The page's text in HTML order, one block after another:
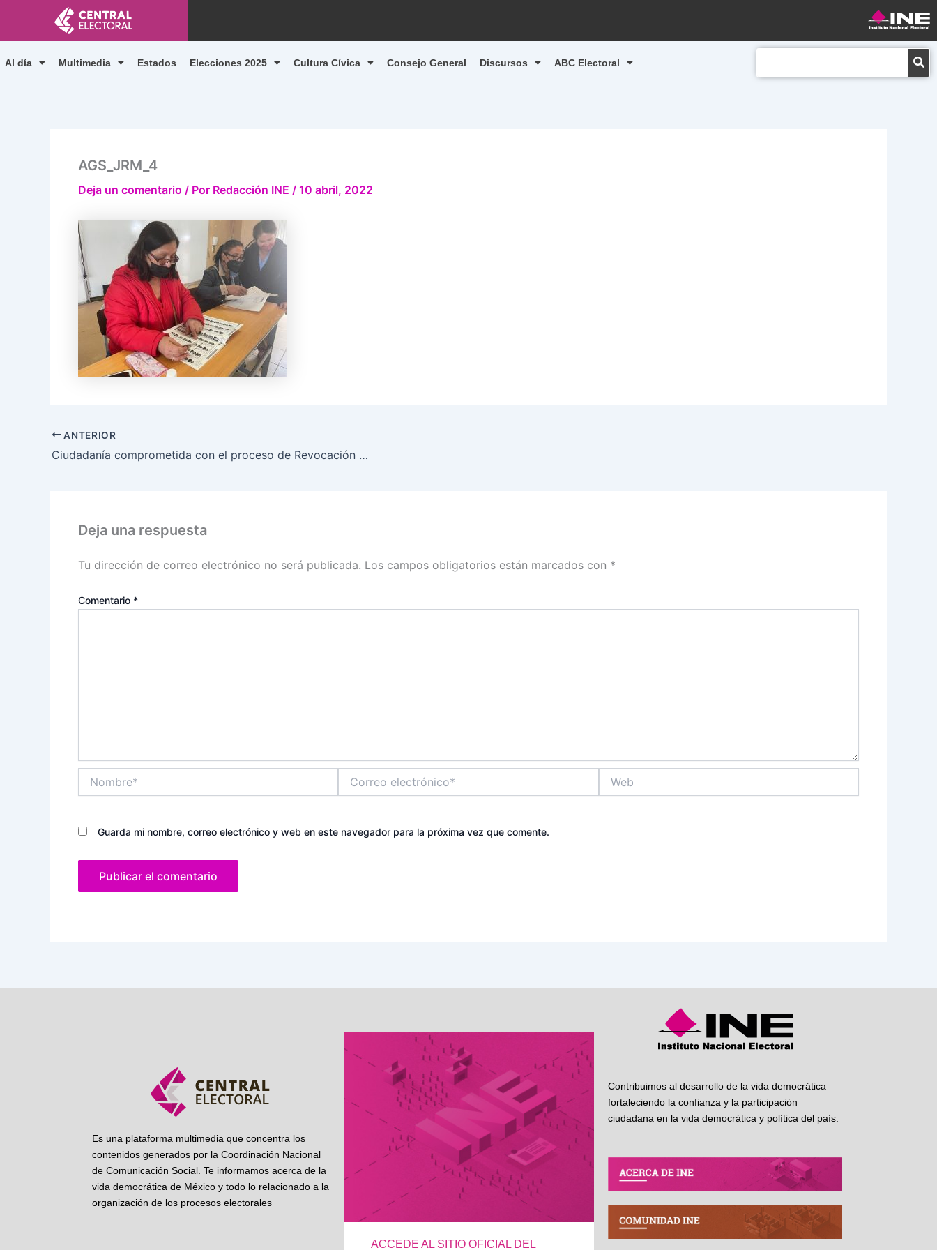
contenido
Al día Multimedia Estados Elecciones 2025 Cultura Cívica Consejo General Discursos ABC Electoral
AGS_JRM_4
Deja un comentario / Por Redacción INE / 10 abril, 2022
ANTERIOR
Ciudadanía comprometida con el proceso de Revocación de Mandato: INE Aguascalientes
Deja una respuesta
Tu dirección de correo electrónico no será publicada. Los campos obligatorios están marcados con *
Comentario *
electrónico*
Guarda mi nombre, correo electrónico y web en este navegador para la próxima vez que comente.
Es una plataforma multimedia que concentra los
contenidos generados por la Coordinación Nacional
de Comunicación Social. Te informamos acerca de la
vida democrática de México y todo lo relacionado a la
organización de los procesos electorales
ACCEDE AL SITIO OFICIAL DEL
Contribuimos al desarrollo de la vida democrática
fortaleciendo la confianza y la participación
ciudadana en la vida democrática y política del país.